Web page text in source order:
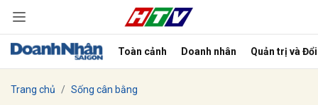
Toàn cảnh Doanh nhân Quản trị và
Trang chủ Sống cân bằng